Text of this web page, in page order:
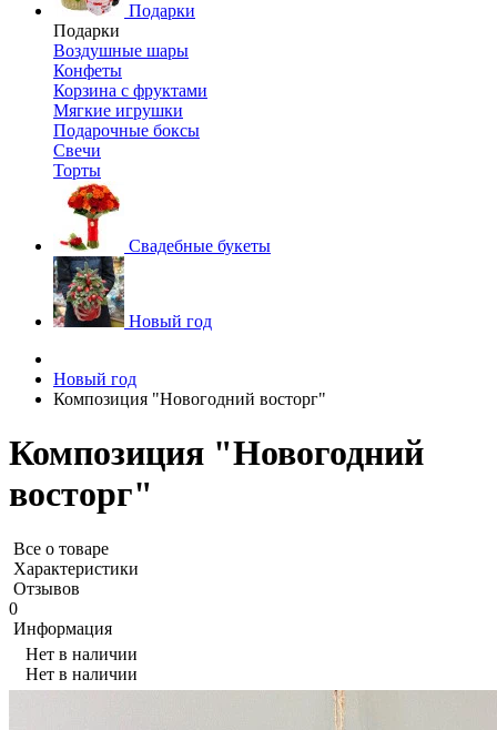
Подарки
Подарки
Воздушные шары
Конфеты
Корзина с фруктами
Мягкие игрушки
Подарочные боксы
Свечи
Торты
Свадебные букеты
Новый год
Новый год
Композиция "Новогодний восторг"
Композиция "Новогодний
восторг"
Все о товаре
Характеристики
Отзывов
0
Информация
Нет в наличии
Нет в наличии